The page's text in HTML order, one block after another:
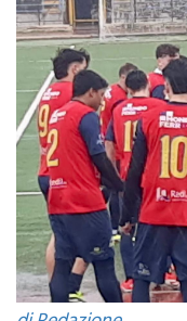
di Redazione